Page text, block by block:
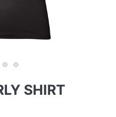
SHIRT